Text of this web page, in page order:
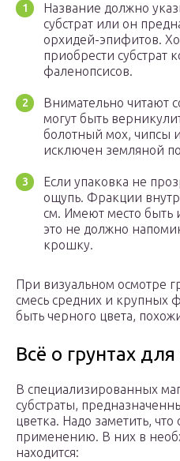
Название должно
субстрат или он
орхидей-эпифитов.
приобрести субстрат
фаленопсисов.
Внимательно читают
могут быть
болотный мох, чипсы
исключен земляной
Если упаковка не
ощупь. Фракции
см. Имеют место быть
это не должно
крошку.
При визуальном осмотре
смесь средних и крупных
быть черного цвета,
Всё о грунтах
В специализированных
субстраты,
цветка. Надо заметить,
применению. В них в
находится: